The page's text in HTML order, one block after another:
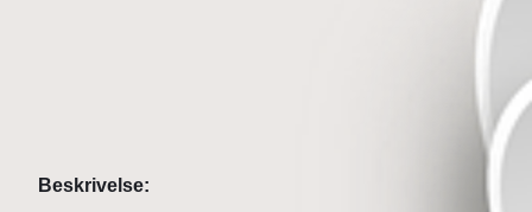
Beskrivelse: